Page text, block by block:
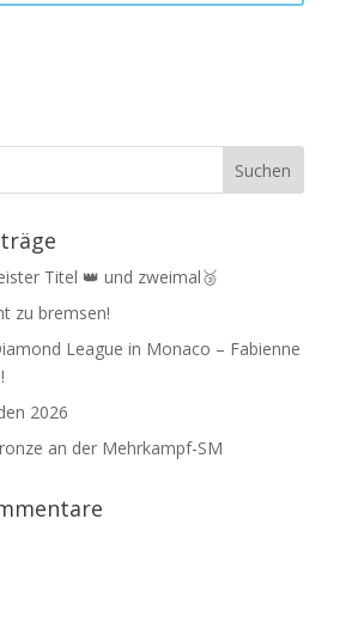
Titel 👑 und zweimal🥉
zu bremsen!
League in Monaco – Fabienne
2026
an der Mehrkampf-SM